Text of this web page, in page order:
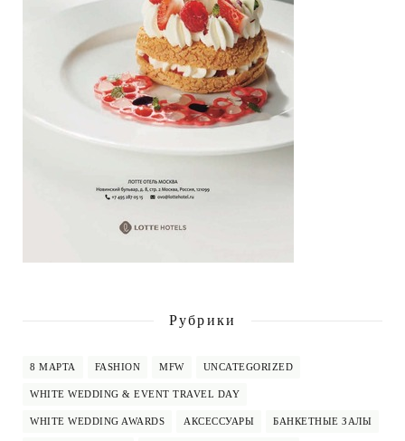
Рубрики
8 МАРТА FASHION MFW UNCATEGORIZED
WHITE WEDDING & EVENT TRAVEL DAY
WHITE WEDDING AWARDS АКСЕССУАРЫ БАНКЕТНЫЕ ЗАЛЫ